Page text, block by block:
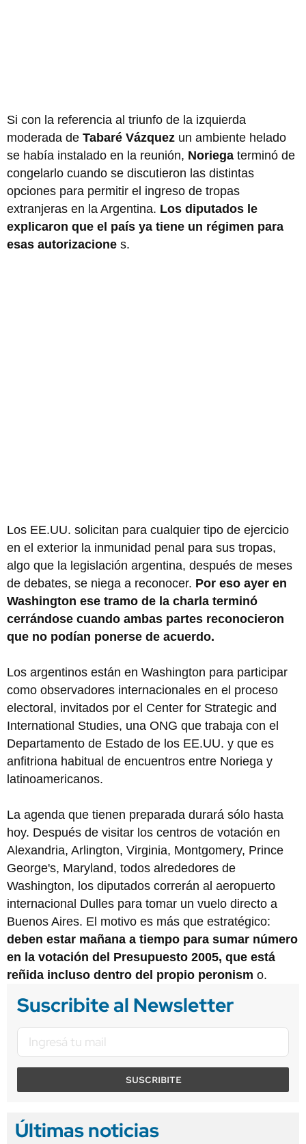
Si con la referencia al triunfo de la izquierda
moderada de Tabaré Vázquez un ambiente helado
se había instalado en la reunión, Noriega terminó de
congelarlo cuando se discutieron las distintas
opciones para permitir el ingreso de tropas
extranjeras en la Argentina. Los diputados le
explicaron que el país ya tiene un régimen para
esas autorizacione s.
Los EE.UU. solicitan para cualquier tipo de ejercicio
en el exterior la inmunidad penal para sus tropas,
algo que la legislación argentina, después de meses
de debates, se niega a reconocer. Por eso ayer en
Washington ese tramo de la charla terminó
cerrándose cuando ambas partes reconocieron
que no podían ponerse de acuerdo.
Los argentinos están en Washington para participar
como observadores internacionales en el proceso
electoral, invitados por el Center for Strategic and
International Studies, una ONG que trabaja con el
Departamento de Estado de los EE.UU. y que es
anfitriona habitual de encuentros entre Noriega y
latinoamericanos.
La agenda que tienen preparada durará sólo hasta
hoy. Después de visitar los centros de votación en
Alexandria, Arlington, Virginia, Montgomery, Prince
George's, Maryland, todos alrededores de
Washington, los diputados correrán al aeropuerto
internacional Dulles para tomar un vuelo directo a
Buenos Aires. El motivo es más que estratégico:
deben estar mañana a tiempo para sumar número
en la votación del Presupuesto 2005, que está
reñida incluso dentro del propio peronism o.
Suscribite al Newsletter
SUSCRIBITE
Últimas noticias